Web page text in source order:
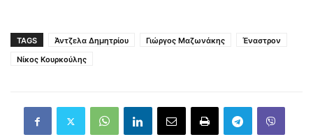
TAGS Άντζελα Δημητρίου Γιώργος Μαζωνάκης
Έναστρον
Νίκος Κουρκούλης